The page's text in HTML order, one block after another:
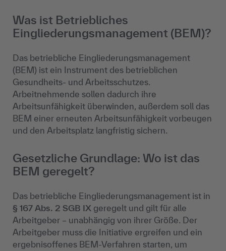
Was ist Betriebliches
Eingliederungsmanagement (BEM)?
Das betriebliche Eingliederungsmanagement
(BEM) ist ein Instrument des betrieblichen
Gesundheits- und Arbeitsschutzes.
Arbeitnehmende sollen dadurch ihre
Arbeitsunfähigkeit überwinden, außerdem soll das
BEM einer erneuten Arbeitsunfähigkeit vorbeugen
und den Arbeitsplatz langfristig sichern.
Gesetzliche Grundlage: Wo ist das
BEM geregelt?
Das betriebliche Eingliederungsmanagement ist in
§ 167 Abs. 2 SGB IX geregelt und gilt für alle
Arbeitgeber – unabhängig von ihrer Größe. Der
Arbeitgeber muss die Initiative ergreifen und ein
ergebnisoffenes BEM-Verfahren starten, um